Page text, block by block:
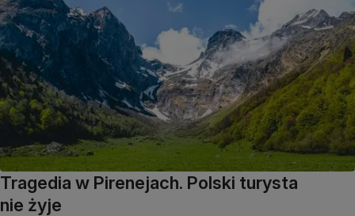
Tragedia w Pirenejach. Polski turysta
nie żyje